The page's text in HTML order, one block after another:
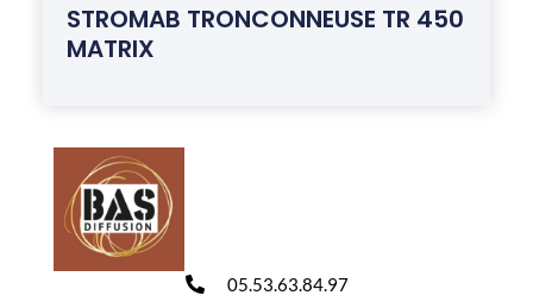
STROMAB TRONCONNEUSE TR 450
MATRIX
05.53.63.84.97